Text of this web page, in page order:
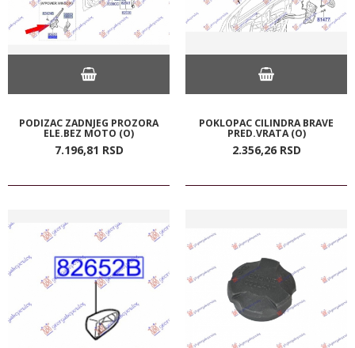
PODIZAC ZADNJEG PROZORA
ELE.BEZ MOTO (O)
7.196,81 RSD
POKLOPAC CILINDRA BRAVE
PRED.VRATA (O)
2.356,26 RSD